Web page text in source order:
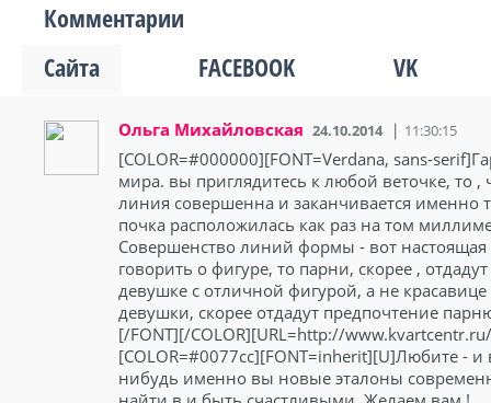
Комментарии
Сайта
FACEBOOK VK
Ольга Михайловская 24.10.2014 11:30:15
[COLOR=#000000][FONT=Verdana, sans-
мира. вы приглядитесь к любой веточке, то ,
линия совершенна и заканчивается именно
почка расположилась как раз на том
Совершенство линий формы - вот настоящая
говорить о фигуре, то парни, скорее ,
девушке с отличной фигурой, а не
девушки, скорее отдадут предпочтение
[/FONT][/COLOR][URL=http://
[COLOR=#0077cc][FONT=inherit][U]Любите -
нибудь именно вы новые эталоны